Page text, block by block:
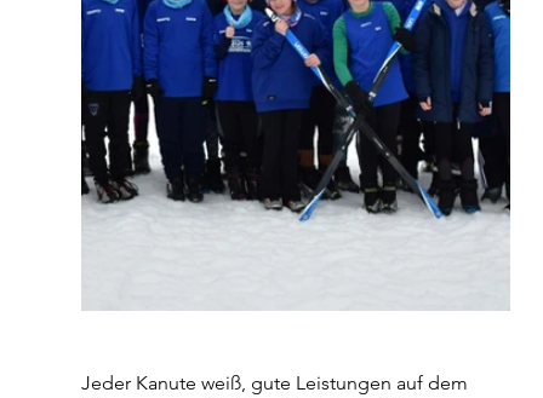
Jeder Kanute weiß, gute Leistungen auf dem